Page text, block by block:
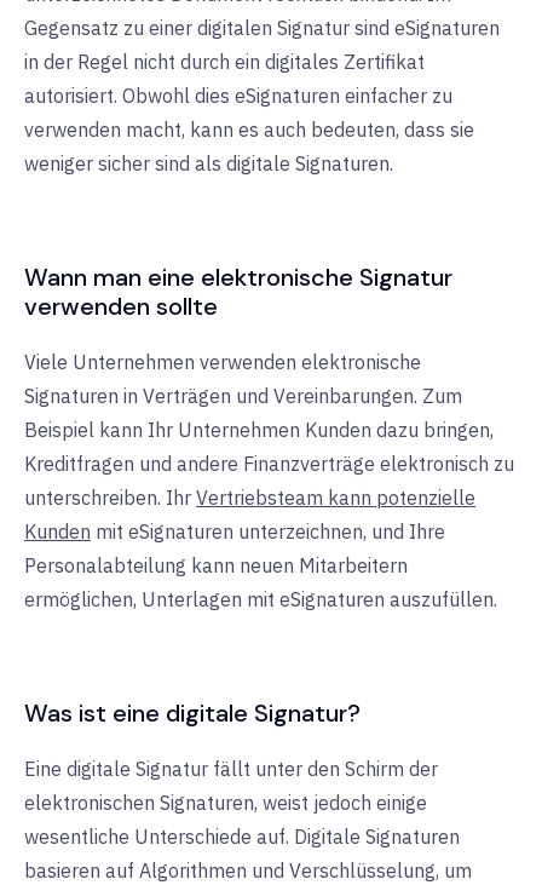
Gegensatz zu einer digitalen Signatur sind eSignaturen
in der Regel nicht durch ein digitales Zertifikat
autorisiert. Obwohl dies eSignaturen einfacher zu
verwenden macht, kann es auch bedeuten, dass sie
weniger sicher sind als digitale Signaturen.
Wann man eine elektronische Signatur
verwenden sollte
Viele Unternehmen verwenden elektronische
Signaturen in Verträgen und Vereinbarungen. Zum
Beispiel kann Ihr Unternehmen Kunden dazu bringen,
Kreditfragen und andere Finanzverträge elektronisch zu
unterschreiben. Ihr Vertriebsteam kann potenzielle
Kunden mit eSignaturen unterzeichnen, und Ihre
Personalabteilung kann neuen Mitarbeitern
ermöglichen, Unterlagen mit eSignaturen auszufüllen.
Was ist eine digitale Signatur?
Eine digitale Signatur fällt unter den Schirm der
elektronischen Signaturen, weist jedoch einige
wesentliche Unterschiede auf. Digitale Signaturen
basieren auf Algorithmen und Verschlüsselung, um